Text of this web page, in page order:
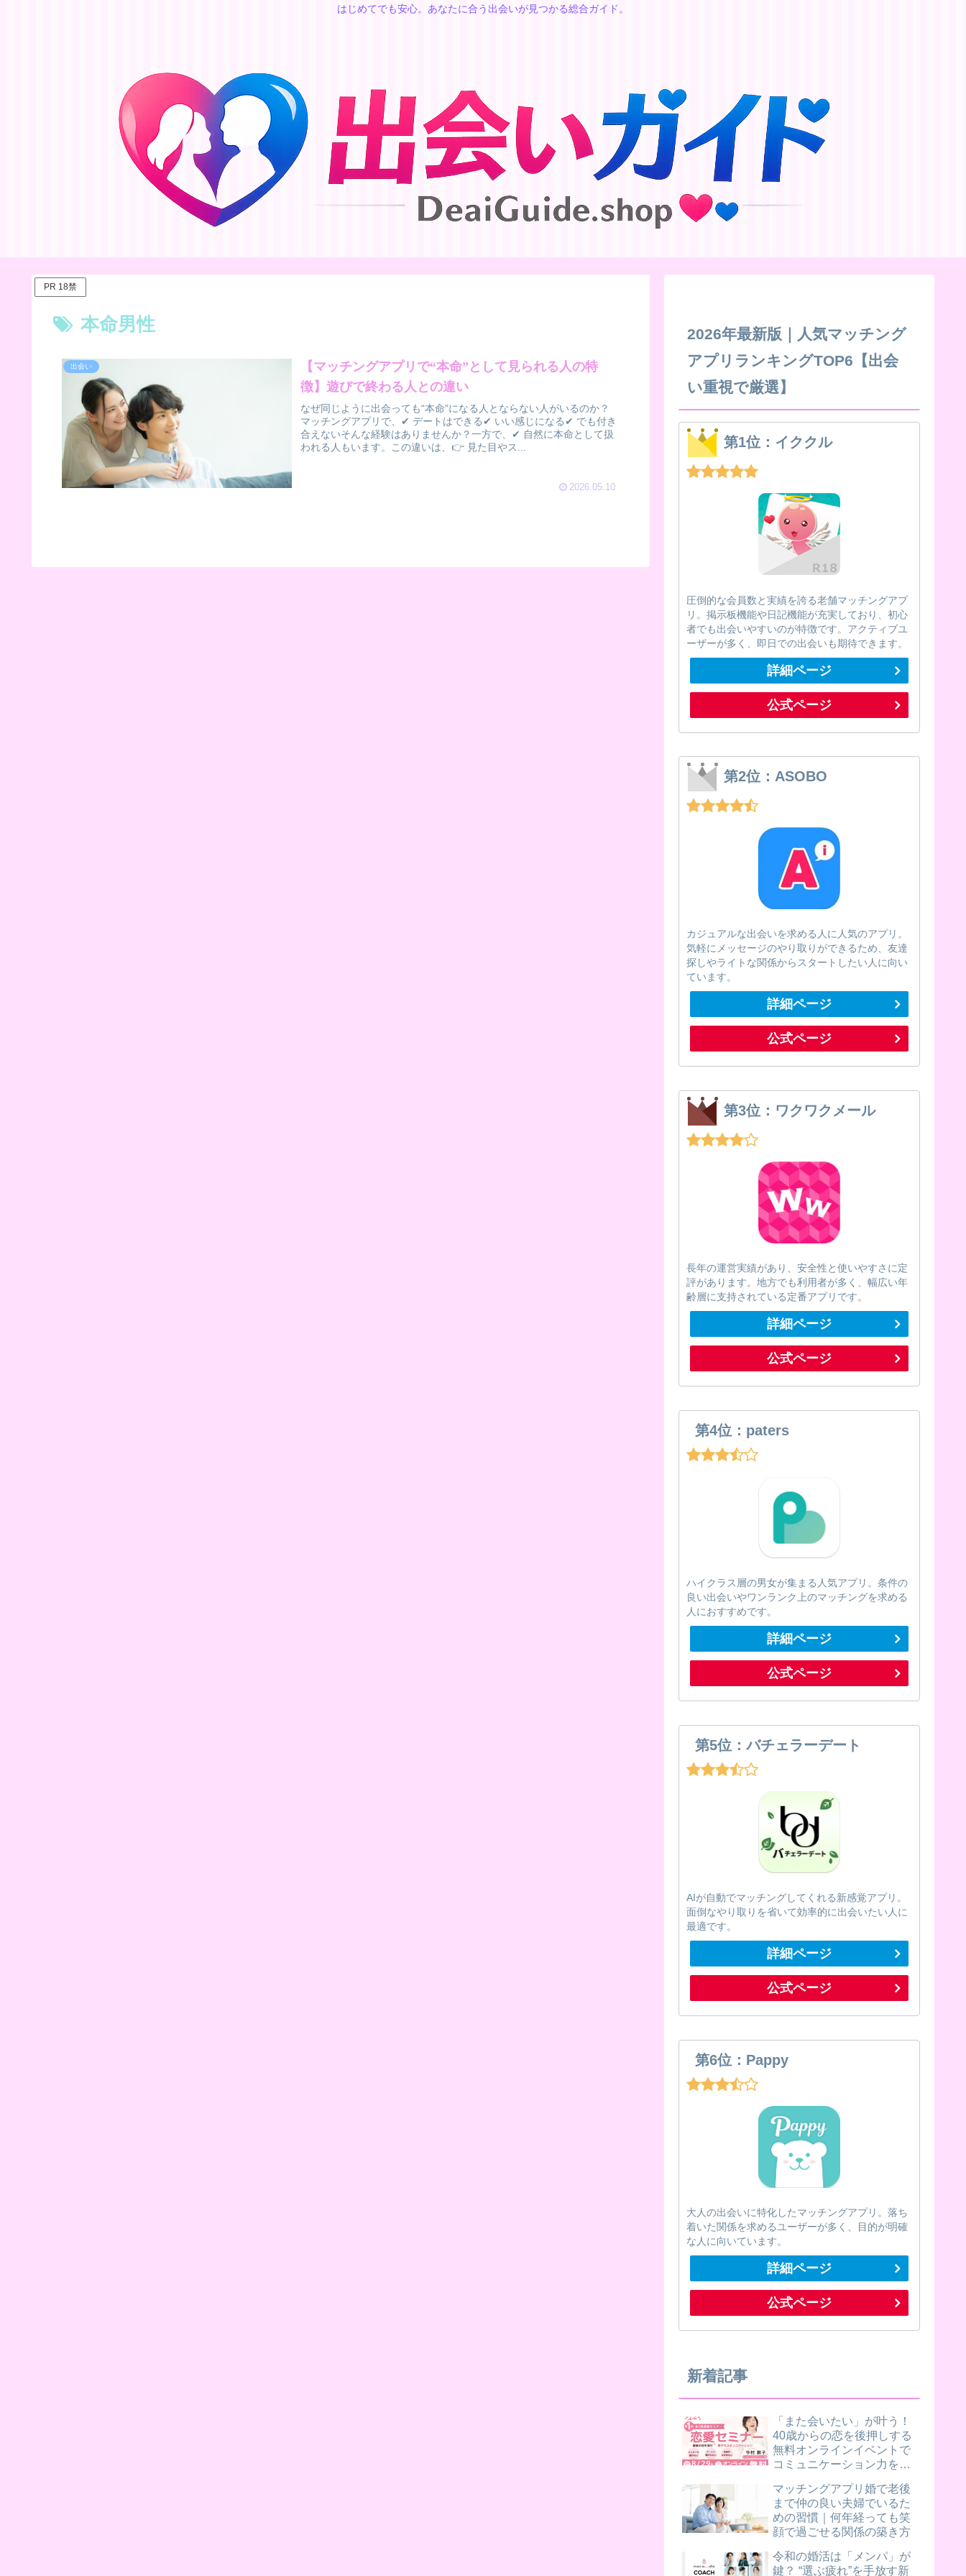
はじめてでも安心。あなたに合う出会いが見つかる総合ガイド。
PR 18禁
本命男性
出会い
【マッチングアプリで“本命”として見られる人の特
徴】遊びで終わる人との違い
なぜ同じように出会っても“本命”になる人とならない人がいるのか？
マッチングアプリで、✔ デートはできる✔ いい感じになる✔ でも付き
合えないそんな経験はありませんか？一方で、✔ 自然に本命として扱
われる人もいます。この違いは、👉 見た目やス...
2026.05.10
2026年最新版｜人気マッチング
アプリランキングTOP6【出会
い重視で厳選】
第1位：イククル
圧倒的な会員数と実績を誇る老舗マッチングアプ
リ。掲示板機能や日記機能が充実しており、初心
者でも出会いやすいのが特徴です。アクティブユ
ーザーが多く、即日での出会いも期待できます。
詳細ページ
公式ページ
第2位：ASOBO
カジュアルな出会いを求める人に人気のアプリ。
気軽にメッセージのやり取りができるため、友達
探しやライトな関係からスタートしたい人に向い
ています。
詳細ページ
公式ページ
第3位：ワクワクメール
長年の運営実績があり、安全性と使いやすさに定
評があります。地方でも利用者が多く、幅広い年
齢層に支持されている定番アプリです。
詳細ページ
公式ページ
第4位：paters
ハイクラス層の男女が集まる人気アプリ。条件の
良い出会いやワンランク上のマッチングを求める
人におすすめです。
詳細ページ
公式ページ
第5位：バチェラーデート
AIが自動でマッチングしてくれる新感覚アプリ。
面倒なやり取りを省いて効率的に出会いたい人に
最適です。
詳細ページ
公式ページ
第6位：Pappy
大人の出会いに特化したマッチングアプリ。落ち
着いた関係を求めるユーザーが多く、目的が明確
な人に向いています。
詳細ページ
公式ページ
新着記事
「また会いたい」が叶う！
40歳からの恋を後押しする
無料オンラインイベントで
コミュニケーション力を磨
マッチングアプリ婚で老後
まで仲の良い夫婦でいるた
めの習慣｜何年経っても笑
顔で過ごせる関係の築き方
令和の婚活は「メンパ」が
鍵？ “選ぶ疲れ”を手放す新